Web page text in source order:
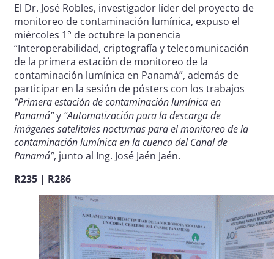
El Dr. José Robles, investigador líder del proyecto de
monitoreo de contaminación lumínica, expuso el
miércoles 1° de octubre la ponencia
“Interoperabilidad, criptografía y telecomunicación
de la primera estación de monitoreo de la
contaminación lumínica en Panamá”, además de
participar en la sesión de pósters con los trabajos
“Primera estación de contaminación lumínica en
Panamá”y “Automatización para la descarga de
imágenes satelitales nocturnas para el monitoreo de la
contaminación lumínica en la cuenca del Canal de
Panamá”, junto al Ing. José Jaén Jaén.
R235 | R286